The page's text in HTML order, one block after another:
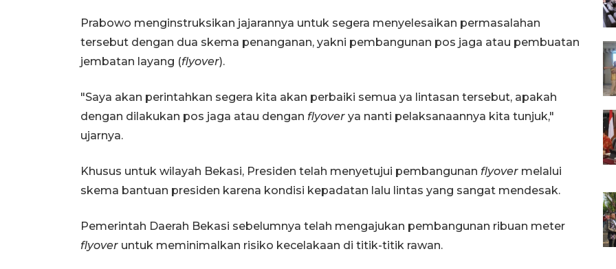
Prabowo menginstruksikan jajarannya untuk segera menyelesaikan permasalahan
tersebut dengan dua skema penanganan, yakni pembangunan pos jaga atau pembuatan
jembatan layang (flyover).
"Saya akan perintahkan segera kita akan perbaiki semua ya lintasan tersebut, apakah
dengan dilakukan pos jaga atau dengan flyover ya nanti pelaksanaannya kita tunjuk,"
ujarnya.
Khusus untuk wilayah Bekasi, Presiden telah menyetujui pembangunan flyover melalui
skema bantuan presiden karena kondisi kepadatan lalu lintas yang sangat mendesak.
Pemerintah Daerah Bekasi sebelumnya telah mengajukan pembangunan ribuan meter
flyover untuk meminimalkan risiko kecelakaan di titik-titik rawan.